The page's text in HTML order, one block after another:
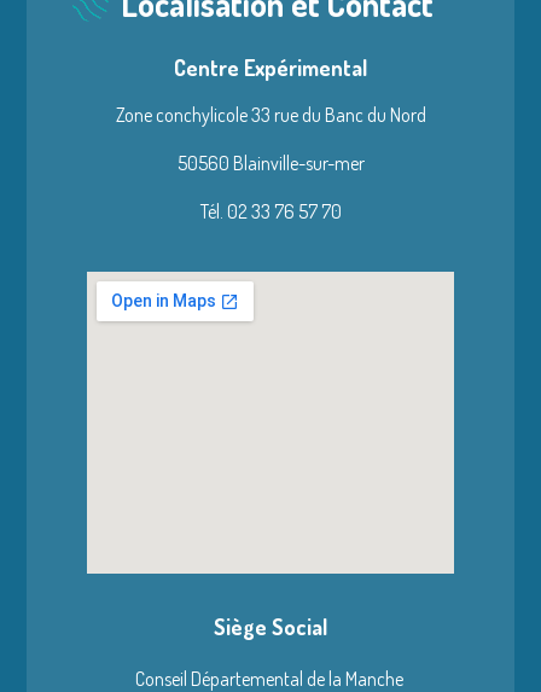
Centre Expérimental
Zone conchylicole 33 rue du Banc du Nord
50560 Blainville-sur-mer
Tél. 02 33 76 57 70
Siège Social
Conseil Départemental de la Manche